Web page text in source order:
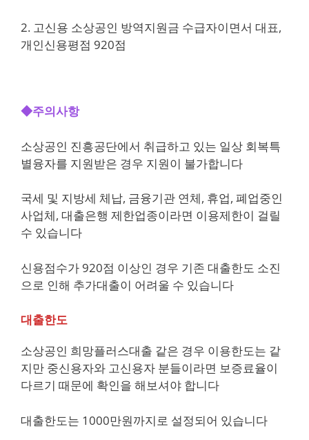
2. 고신용 소상공인 방역지원금 수급자이면서 대표,
개인신용평점 920점
◆주의사항
소상공인 진흥공단에서 취급하고 있는 일상 회복특
별융자를 지원받은 경우 지원이 불가합니다
국세 및 지방세 체납, 금융기관 연체, 휴업, 폐업중인
사업체, 대출은행 제한업종이라면 이용제한이 걸릴
수 있습니다
신용점수가 920점 이상인 경우 기존 대출한도 소진
으로 인해 추가대출이 어려울 수 있습니다
대출한도
소상공인 희망플러스대출 같은 경우 이용한도는 같
지만 중신용자와 고신용자 분들이라면 보증료율이
다르기 때문에 확인을 해보셔야 합니다
대출한도는 1000만원까지로 설정되어 있습니다